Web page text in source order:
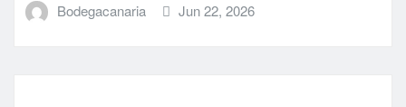
Bodegacanaria Jun 22, 2026